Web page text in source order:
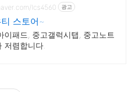
lcs4560 광고
스토어~
이패드, 중고갤럭시탭, 중고노트
저렴합니다.